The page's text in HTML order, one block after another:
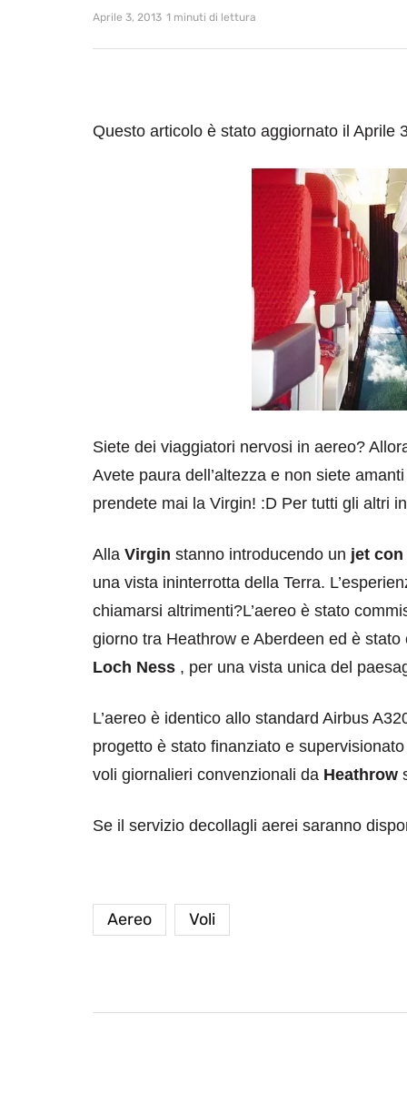
Aprile 3, 2013 1 minuti di lettura
Questo articolo è stato aggiornato il Aprile
Siete dei viaggiatori nervosi in aereo?
Avete paura dell’altezza e non siete
prendete mai la Virgin! :D Per tutti gli altri
Alla Virgin stanno introducendo un jet
una vista ininterrotta della Terra.
chiamarsi altrimenti?L’aereo è stato
giorno tra Heathrow e Aberdeen ed è
Loch Ness , per una vista unica del
L’aereo è identico allo standard Airbus
progetto è stato finanziato e
voli giornalieri convenzionali da Heathrow
Se il servizio decollagli aerei saranno
Aereo Voli